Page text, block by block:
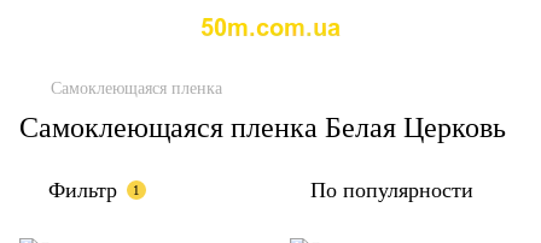
Самоклеющаяся пленка
Самоклеющаяся пленка Белая Церковь
Фильтр 1 По популярности